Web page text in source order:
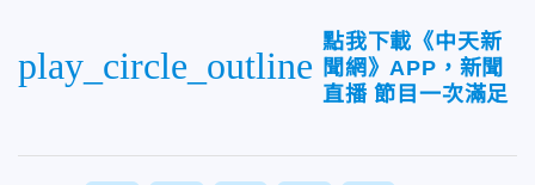
play_circle_outline
點我下載《中天新
聞網》APP，新聞
直播 節目一次滿足